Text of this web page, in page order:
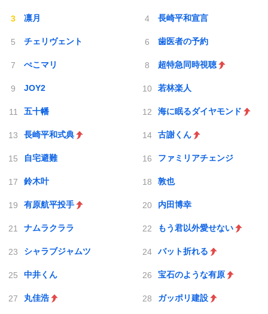
凛月 長崎平和宣言
チェリヴェント 歯医者の予約
ぺこマリ 超特急同時視聴
JOY2 若林楽人
五十幡 海に眠るダイヤモンド
長崎平和式典 古謝くん
自宅避難 ファミリアチェンジ
鈴木叶 敦也
有原航平投手 内田博幸
ナムラクララ もう君以外愛せない
シャラブジャムツ バット折れる
中井くん 宝石のような有原
丸佳浩 ガッポリ建設